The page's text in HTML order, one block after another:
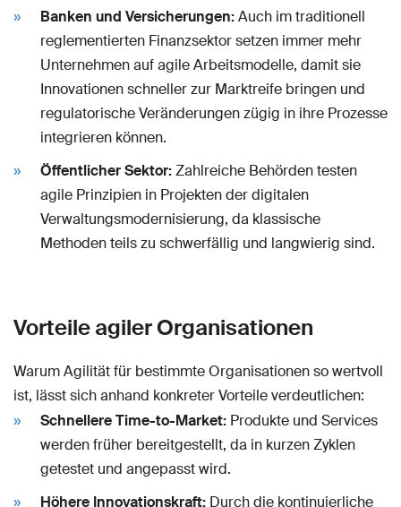
Banken und Versicherungen:Auch im traditionell
reglementierten Finanzsektor setzen immer mehr
Unternehmen auf agile Arbeitsmodelle, damit sie
Innovationen schneller zur Marktreife bringen und
regulatorische Veränderungen zügig in ihre Prozesse
integrieren können.
Öffentlicher Sektor:Zahlreiche Behörden testen
agile Prinzipien in Projekten der digitalen
Verwaltungsmodernisierung, da klassische
Methoden teils zu schwerfällig und langwierig sind.
Vorteile agiler Organisationen
Warum Agilität für bestimmte Organisationen so wertvoll
ist, lässt sich anhand konkreter Vorteile verdeutlichen:
Schnellere Time-to-Market: Produkte und Services
werden früher bereitgestellt, da in kurzen Zyklen
getestet und angepasst wird.
Höhere Innovationskraft: Durch die kontinuierliche